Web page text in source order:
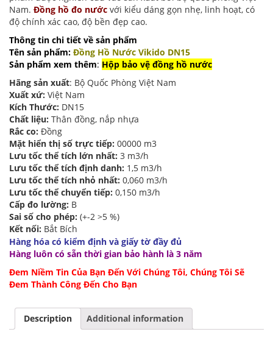
Nam. Đồng hồ đo nước với kiểu dáng gọn nhẹ, linh hoạt, có
độ chính xác cao, độ bền đẹp cao.
Thông tin chi tiết về sản phẩm
Tên sản phẩm: Đồng Hồ Nước Vikido DN15
Sản phẩm xem thêm: Hộp bảo vệ đồng hồ nước
Hãng sản xuất: Bộ Quốc Phòng Việt Nam
Xuất xứ: Việt Nam
Kích Thước: DN15
Chất liệu: Thân đồng, nắp nhựa
Rắc co: Đồng
Mặt hiển thị số trực tiếp: 00000 m3
Lưu tốc thể tích lớn nhất: 3 m3/h
Lưu tốc thể tích định danh: 1,5 m3/h
Lưu tốc thể tích nhỏ nhất: 0,060 m3/h
Lưu tốc thể chuyển tiếp: 0,150 m3/h
Cấp đo lường: B
Sai số cho phép: (+-2 >5 %)
Kết nối: Bắt Bích
Hàng hóa có kiểm định và giấy tờ đầy đủ
Hàng luôn có sẵn thời gian bảo hành là 3 năm
Đem Niềm Tin Của Bạn Đến Với Chúng Tôi, Chúng Tôi Sẽ
Đem Thành Công Đến Cho Bạn
Description Additional information